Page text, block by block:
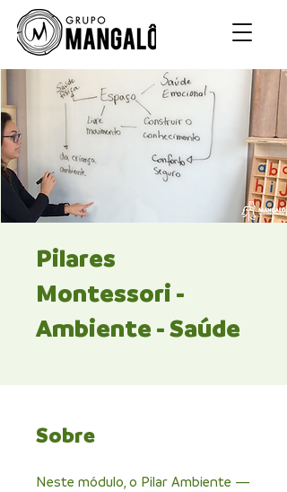
Pilares
Montessori -
Ambiente - Saúde
Sobre
Neste módulo, o Pilar Ambiente —